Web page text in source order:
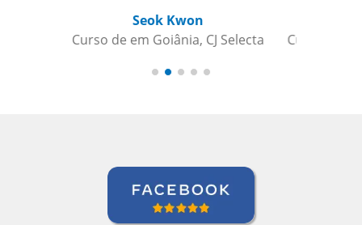
Mustafa Hussain
Curso de Português em São Jose dos